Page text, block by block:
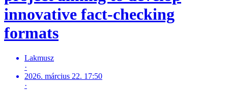
innovative fact-checking
formats
Lakmusz
·
2026. március 22. 17:50
·